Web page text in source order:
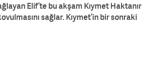
Elif’te bu akşam Kıymet Haktanır
sağlar. Kıymet’in bir sonraki